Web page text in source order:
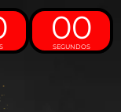
00
SEGUNDOS